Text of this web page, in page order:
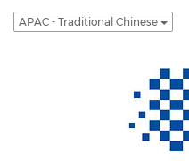
APAC - Traditional Chinese